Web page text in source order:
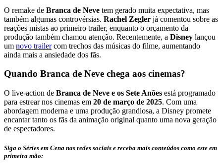
O remake de Branca de Neve tem gerado muita expectativa, mas
também algumas controvérsias. Rachel Zegler já comentou sobre as
reações mistas ao primeiro trailer, enquanto o orçamento da
produção também chamou atenção. Recentemente, a Disney lançou
um novo trailercom trechos das músicas do filme, aumentando
ainda mais a ansiedade dos fãs.
Quando Branca de Neve chega aos cinemas?
O live-action de Branca de Neve e os Sete Anões está programado
para estrear nos cinemas em 20 de março de 2025. Com uma
abordagem moderna e uma produção grandiosa, a Disney promete
encantar tanto os fãs da animação original quanto uma nova geração
de espectadores.
Siga o Séries em Cena nas redes sociais e receba mais conteúdos como este em
primeira mão: